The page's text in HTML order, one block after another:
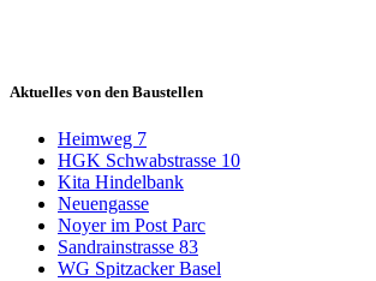
Aktuelles von den Baustellen
Heimweg 7
HGK Schwabstrasse 10
Kita Hindelbank
Neuengasse
Noyer im Post Parc
Sandrainstrasse 83
WG Spitzacker Basel